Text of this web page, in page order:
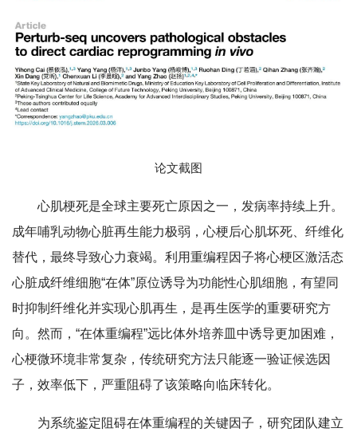
论文截图
心肌梗死是全球主要死亡原因之一，发病率持续上升。
成年哺乳动物心脏再生能力极弱，心梗后心肌坏死、纤维化
替代，最终导致心力衰竭。利用重编程因子将心梗区激活态
心脏成纤维细胞“在体”原位诱导为功能性心肌细胞，有望同
时抑制纤维化并实现心肌再生，是再生医学的重要研究方
向。然而，“在体重编程”远比体外培养皿中诱导更加困难，
心梗微环境非常复杂，传统研究方法只能逐一验证候选因
子，效率低下，严重阻碍了该策略向临床转化。
为系统鉴定阻碍在体重编程的关键因子，研究团队建立